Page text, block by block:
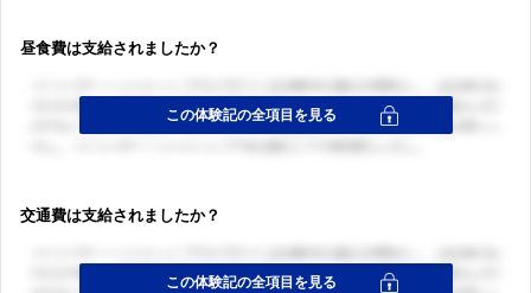
昼食費は支給されましたか？
交通費は支給されましたか？